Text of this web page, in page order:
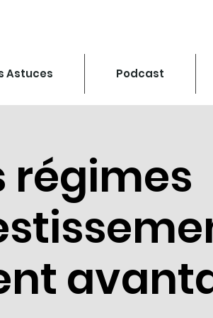
Astuces Podcast
régimes